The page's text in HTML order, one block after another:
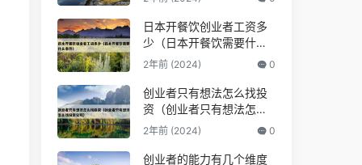
日本开餐饮创业者工资多
少（日本开餐饮需要什么
条件）
2年前 (2024) 0
创业者只有想法怎么找投
资（创业者只有想法怎么
找投资公司）
2年前 (2024) 0
创业者的能力有几个维度